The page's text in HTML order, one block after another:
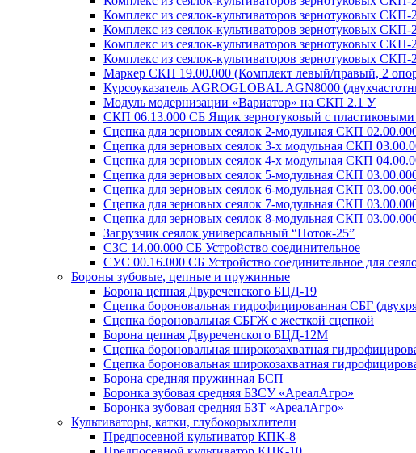
Комплекс из сеялок-культиваторов зернотуковых
Комплекс из сеялок-культиваторов зернотуковых СКП-
Комплекс из сеялок-культиваторов зернотуковых
Комплекс из сеялок-культиваторов зернотуковых
Маркер СКП 19.00.000 (Комплект левый/правый, 2
Курсоуказатель AGROGLOBAL AGN8000
Модуль модернизации «Вариатор» на СКП 2.1 У
СКП 06.13.000 СБ Ящик зернотуковый с
Сцепка для зерновых сеялок 2-модульная СКП
Сцепка для зерновых сеялок 3-х модульная СКП
Сцепка для зерновых сеялок 4-х модульная СКП
Сцепка для зерновых сеялок 5-модульная СКП
Сцепка для зерновых сеялок 6-модульная СКП
Сцепка для зерновых сеялок 7-модульная СКП
Сцепка для зерновых сеялок 8-модульная СКП
Загрузчик сеялок универсальный “Поток-25”
СЗС 14.00.000 СБ Устройство соединительное
СУС 00.16.000 СБ Устройство соединительное для
Бороны зубовые, цепные и пружинные
Борона цепная Двуреченского БЦД-19
Сцепка бороновальная гидрофицированная СБГ
Сцепка бороновальная СБГЖ с жесткой сцепкой
Борона цепная Двуреченского БЦД-12М
Сцепка бороновальная широкозахватная
Сцепка бороновальная широкозахватная
Борона средняя пружинная БСП
Боронка зубовая средняя БЗСУ «АреалАгро»
Боронка зубовая средняя БЗТ «АреалАгро»
Культиваторы, катки, глубокорыхлители
Предпосевной культиватор КПК-8